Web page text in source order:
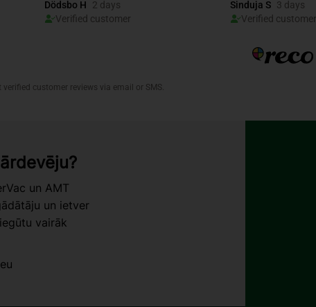
un AMT
un ietver
vairāk